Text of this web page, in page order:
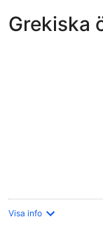
Grekiska
Grekiska
Visa info